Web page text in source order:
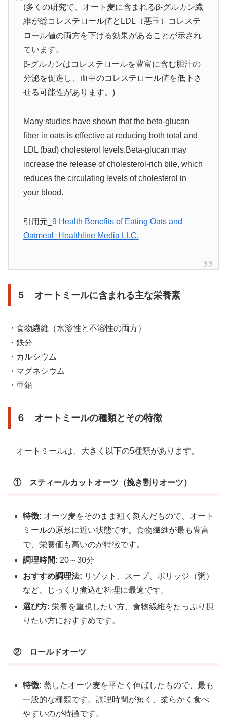
(多くの研究で、オート麦に含まれるβ-グルカン繊
維が総コレステロール値とLDL（悪玉）コレステ
ロール値の両方を下げる効果があることが示され
ています。
β-グルカンはコレステロールを豊富に含む胆汁の
分泌を促進し、血中のコレステロール値を低下さ
せる可能性があります。)
Many studies have shown that the beta-glucan
fiber in oats is effective at reducing both total and
LDL (bad) cholesterol levels.Beta-glucan may
increase the release of cholesterol-rich bile, which
reduces the circulating levels of cholesterol in
your blood.
引用元_ 9 Health Benefits of Eating Oats and
Oatmeal_Healthline Media LLC.
５ オートミールに含まれる主な栄養素
・食物繊維（水溶性と不溶性の両方）
・鉄分
・カルシウム
・マグネシウム
・亜鉛
６ オートミールの種類とその特徴
オートミールは、大きく以下の5種類があります。
① スティールカットオーツ（挽き割りオーツ）
特徴: オーツ麦をそのまま粗く刻んだもので、オート
ミールの原形に近い状態です。食物繊維が最も豊富
で、栄養価も高いのが特徴です。
調理時間: 20～30分
おすすめ調理法: リゾット、スープ、ポリッジ（粥）
など、じっくり煮込む料理に最適です。
選び方: 栄養を重視したい方、食物繊維をたっぷり摂
りたい方におすすめです。
② ロールドオーツ
特徴: 蒸したオーツ麦を平たく伸ばしたもので、最も
一般的な種類です。調理時間が短く、柔らかく食べ
やすいのが特徴です。